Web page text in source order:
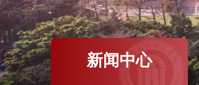
历任领导
组织机构
学者视角
人物专访
新闻中心